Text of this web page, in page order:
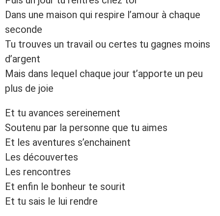
Dans une maison qui respire l’amour à chaque
seconde
Tu trouves un travail ou certes tu gagnes moins
d’argent
Mais dans lequel chaque jour t’apporte un peu
plus de joie
Et tu avances sereinement
Soutenu par la personne que tu aimes
Et les aventures s’enchainent
Les découvertes
Les rencontres
Et enfin le bonheur te sourit
Et tu sais le lui rendre